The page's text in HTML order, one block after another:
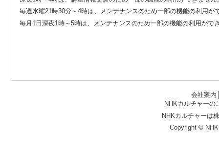
毎週水曜21時30分～4時は、メンテナンスのため一部の機能の利用が
毎月1日深夜1時～5時は、メンテナンスのため一部の機能の利用がで
会社案内
NHKカルチャーの
NHKカルチャーは
Copyright ©